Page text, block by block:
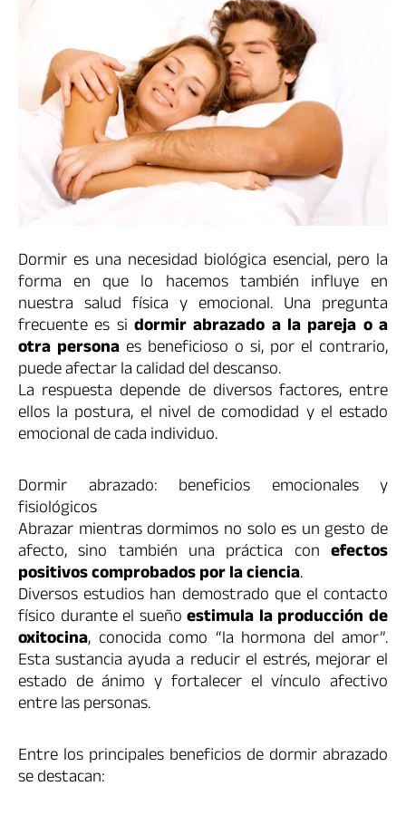
Dormir es una necesidad biológica esencial, pero la
forma en que lo hacemos también influye en
nuestra salud física y emocional. Una pregunta
frecuente es si dormir abrazado a la pareja o a
otra persona es beneficioso o si, por el contrario,
puede afectar la calidad del descanso.
La respuesta depende de diversos factores, entre
ellos la postura, el nivel de comodidad y el estado
emocional de cada individuo.
Dormir abrazado: beneficios emocionales y
fisiológicos
Abrazar mientras dormimos no solo es un gesto de
afecto, sino también una práctica con efectos
positivos comprobados por la ciencia.
Diversos estudios han demostrado que el contacto
físico durante el sueñoestimula la producción de
oxitocina, conocida como “la hormona del amor”.
Esta sustancia ayuda a reducir el estrés, mejorar el
estado de ánimo y fortalecer el vínculo afectivo
entre las personas.
Entre los principales beneficios de dormir abrazado
se destacan: